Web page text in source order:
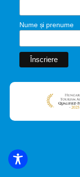
Nume și prenume